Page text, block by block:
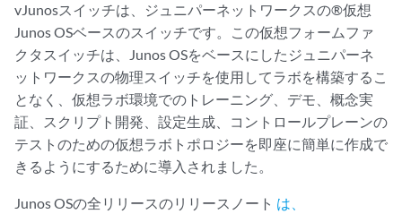
vJunosスイッチは、ジュニパーネットワークスの®仮想
Junos OSベースのスイッチです。この仮想フォームファ
クタスイッチは、Junos OSをベースにしたジュニパーネ
ットワークスの物理スイッチを使用してラボを構築するこ
となく、仮想ラボ環境でのトレーニング、デモ、概念実
証、スクリプト開発、設定生成、コントロールプレーンの
テストのための仮想ラボトポロジーを即座に簡単に作成で
きるようにするために導入されました。
Junos OSの全リリースのリリースノート は、